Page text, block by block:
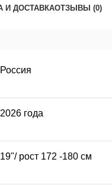
И ДОСТАВКАОТЗЫВЫ (0)
Россия
2026 года
19"/ рост 172 -180 см